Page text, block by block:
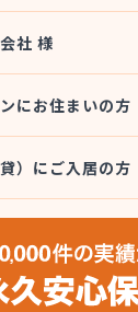
ーホームサー
ロ
久留米営業所
筑豊営業所
ア 筑豊営業所
筑豊営業所
福岡西営業所
ア 福岡東営業所
ーエナジー
ンス九州 久留
社 様
にお住まいの方
）にご入居の方